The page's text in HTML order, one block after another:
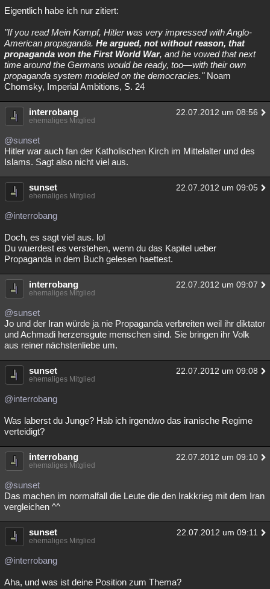
Eigentlich habe ich nur zitiert:
"If you read Mein Kampf, Hitler was very impressed with Anglo-
American propaganda. He argued, not without reason, that
propaganda won the First World War, and he vowed that next
time around the Germans would be ready, too—with their own
propaganda system modeled on the democracies."Noam
Chomsky, Imperial Ambitions, S. 24
interrobang 22.07.2012 um 08:56
ehemaliges Mitglied
@sunset
Hitler war auch fan der Katholischen Kirch im Mittelalter und des
Islams. Sagt also nicht viel aus.
sunset 22.07.2012 um 09:05
ehemaliges Mitglied
@interrobang
Doch, es sagt viel aus. lol
Du wuerdest es verstehen, wenn du das Kapitel ueber
Propaganda in dem Buch gelesen haettest.
interrobang 22.07.2012 um 09:07
ehemaliges Mitglied
@sunset
Jo und der Iran würde ja nie Propaganda verbreiten weil ihr diktator
und Achmadi herzensgute menschen sind. Sie bringen ihr Volk
aus reiner nächstenliebe um.
sunset 22.07.2012 um 09:08
ehemaliges Mitglied
@interrobang
Was laberst du Junge? Hab ich irgendwo das iranische Regime
verteidigt?
interrobang 22.07.2012 um 09:10
ehemaliges Mitglied
@sunset
Das machen im normalfall die Leute die den Irakkrieg mit dem Iran
vergleichen ^^
sunset 22.07.2012 um 09:11
ehemaliges Mitglied
@interrobang
Aha, und was ist deine Position zum Thema?